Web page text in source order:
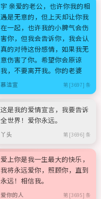
宇 亲爱的老公，也许你我的相
遇是无意的，但上天却让你我
在一起，也许我的小脾气会伤
害你，但我会告诉你，我会认
真的对待这份感情，如果我无
意伤害了你。希望你会原谅
我，不要离开我。你的老婆
慕洁宣 第 [3697] 条
这是我的爱情宣言，我要告诉
全世界！爱你永远。
丫头 第 [3696] 条
爱上你是我一生最大的快乐，
我将永远爱你，照顾你，直到
永远！相信我。
爱你的人 第 [3695] 条